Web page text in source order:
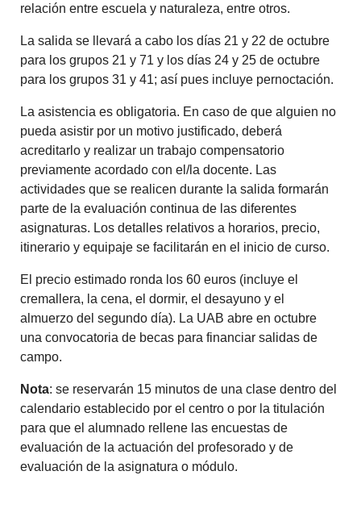
relación entre escuela y naturaleza, entre otros.
La salida se llevará a cabo los días 21 y 22 de octubre
para los grupos 21 y 71 y los días 24 y 25 de octubre
para los grupos 31 y 41; así pues incluye pernoctación.
La asistencia es obligatoria. En caso de que alguien no
pueda asistir por un motivo justificado, deberá
acreditarlo y realizar un trabajo compensatorio
previamente acordado con el/la docente. Las
actividades que se realicen durante la salida formarán
parte de la evaluación continua de las diferentes
asignaturas. Los detalles relativos a horarios, precio,
itinerario y equipaje se facilitarán en el inicio de curso.
El precio estimado ronda los 60 euros (incluye el
cremallera, la cena, el dormir, el desayuno y el
almuerzo del segundo día). La UAB abre en octubre
una convocatoria de becas para financiar salidas de
campo.
Nota: se reservarán 15 minutos de una clase dentro del
calendario establecido por el centro o por la titulación
para que el alumnado rellene las encuestas de
evaluación de la actuación del profesorado y de
evaluación de la asignatura o módulo.